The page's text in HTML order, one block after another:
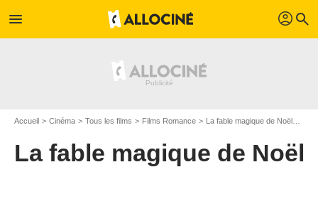
menu profil search
Accueil Cinéma Tous les films Films Romance La fable magique de Noël
La fable magique de Noël